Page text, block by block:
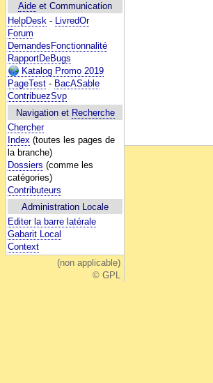
Aide et Communication
HelpDesk - LivredOr
Forum
DemandesFonctionnalité
RapportDeBugs
Katalog Promo 2019
PageTest - BacASable
ContribuezSvp
Navigation et Recherche
Chercher
Index (toutes les pages de
la branche)
Dossiers (comme les
catégories)
Contributeurs
Administration Locale
Editer la barre latérale
Gabarit Local
Context
(non applicable)
© GPL